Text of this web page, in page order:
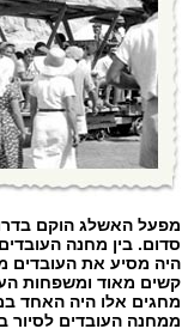
מפעל האשלג הוקם
סדום. בין מחנה
היה מסיע את העובדים
קשים מאוד ומשפחות
מחגים אלו היה האחד
ממחנה העובדים